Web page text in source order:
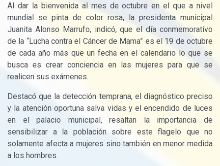
Al dar la bienvenida al mes de octubre en el que a nivel
mundial se pinta de color rosa, la presidenta municipal
Juanita Alonso Marrufo, indicó, que el día conmemorativo
de la “Lucha contra el Cáncer de Mama” es el 19 de octubre
de cada año más que un fecha en el calendario lo que se
busca es crear conciencia en las mujeres para que se
realicen sus exámenes.
Destacó que la detección temprana, el diagnóstico preciso
y la atención oportuna salva vidas y el encendido de luces
en el palacio municipal, resaltan la importancia de
sensibilizar a la población sobre este flagelo que no
solamente afecta a mujeres sino también en menor medida
a los hombres.